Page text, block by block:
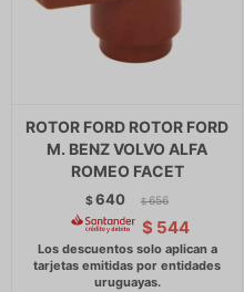
ROTOR FORD ROTOR FORD
M. BENZ VOLVO ALFA
ROMEO FACET
$640 $ 656
$ 544